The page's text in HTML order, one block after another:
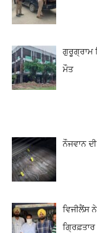
ਗੁਰੂਗ੍ਰਾਮ
ਮੌਤ
ਨੌਜਵਾਨ
ਵਿਜੀਲੈਂਸ
ਗ੍ਰਿਫ਼ਤਾਰ